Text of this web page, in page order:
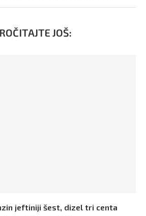
JOŠ:
jeftiniji šest, dizel tri centa